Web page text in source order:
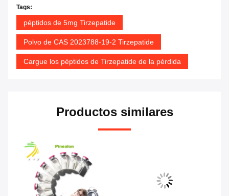
Tags:
péptidos de 5mg Tirzepatide
Polvo de CAS 2023788-19-2 Tirzepatide
Cargue los péptidos de Tirzepatide de la pérdida
Productos similares